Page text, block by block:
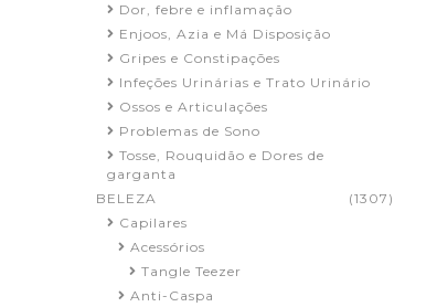
Dor, febre e inflamação
Enjoos, Azia e Má Disposição
Gripes e Constipações
Infeções Urinárias e Trato Urinário
Ossos e Articulações
Problemas de Sono
Tosse, Rouquidão e Dores de
garganta
BELEZA
(1307)
Capilares
Acessórios
Tangle Teezer
Anti-Caspa